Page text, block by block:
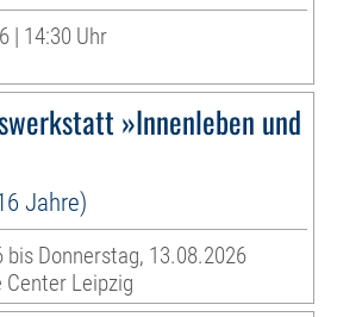
| 14:30 Uhr
»Innenleben und
Jahre)
Donnerstag, 13.08.2026
Center Leipzig